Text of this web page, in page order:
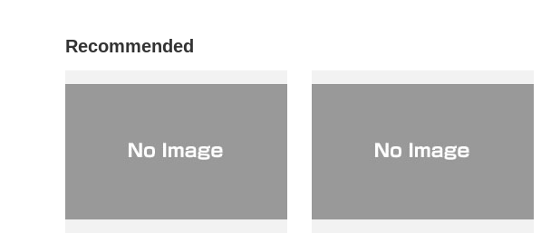
Recommended